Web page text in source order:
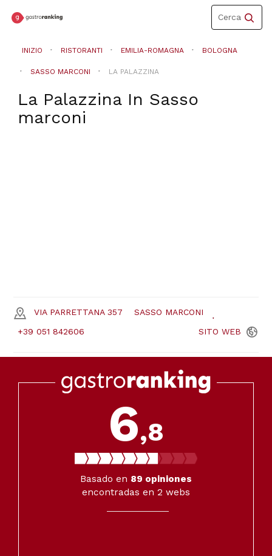
Toggle
navigation
Cerca
INIZIO RISTORANTI EMILIA-ROMAGNA BOLOGNA
SASSO MARCONI LA PALAZZINA
La PalazzinaIn Sasso
marconi
VIA PARRETTANA 357 SASSO MARCONI
+39 051 842606 SITO WEB
6,8
Basado en 89 opiniones
encontradas en 2 webs